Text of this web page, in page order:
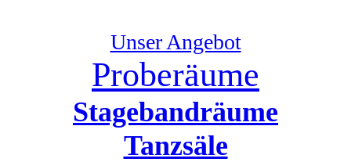
Unser Angebot
Proberäume
Stagebandräume
Tanzsäle